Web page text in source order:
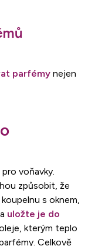
parfémy nejen
voňavky.
způsobit, že
s oknem,
uložte je do
kterým teplo
Celkově